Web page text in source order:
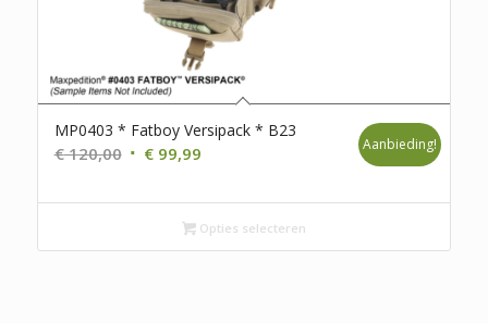
MP0403 * Fatboy Versipack * B23
€120,00 Oorspronkelijke
was:
€ 120,00.
€99,99Huidige
is:
€ 99,99.
Aanbieding!
Opties selecteren